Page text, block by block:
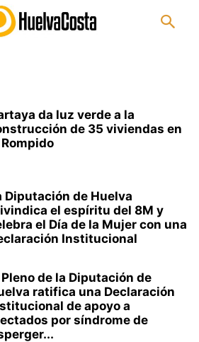
da luz verde a la
de 35 viviendas en
Rompido
Diputación de Huelva
el espíritu del 8M y
el Día de la Mujer con una
Institucional
Pleno de la Diputación de
ratifica una Declaración
de apoyo a
por síndrome de